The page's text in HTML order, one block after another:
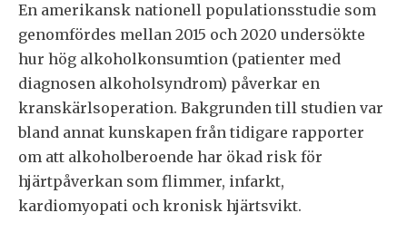
En amerikansk nationell populationsstudie som
genomfördes mellan 2015 och 2020 undersökte
hur hög alkoholkonsumtion (patienter med
diagnosen alkoholsyndrom) påverkar en
kranskärlsoperation. Bakgrunden till studien var
bland annat kunskapen från tidigare rapporter
om att alkoholberoende har ökad risk för
hjärtpåverkan som flimmer, infarkt,
kardiomyopati och kronisk hjärtsvikt.